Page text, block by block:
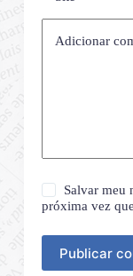
Adicionar
Salvar meu
próxima vez
Publicar